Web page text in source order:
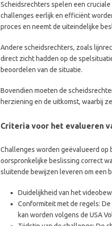
Scheidsrechters spelen een
challenges eerlijk en efficiënt
proces en neemt de uiteindelijke
Andere scheidsrechters, zoals
direct zicht hadden op de
beoordelen van de situatie.
Bovendien moeten de
herziening en de uitkomst, waarbij
Criteria voor het evalueren
Challenges worden geëvalueerd op
oorspronkelijke beslissing correct
sluitende bewijzen leveren om een
Duidelijkheid van het
Conformiteit met de regels:
kan worden volgens de USA